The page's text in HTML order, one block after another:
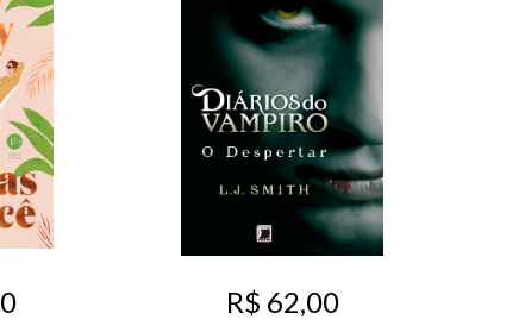
R$ 62,00